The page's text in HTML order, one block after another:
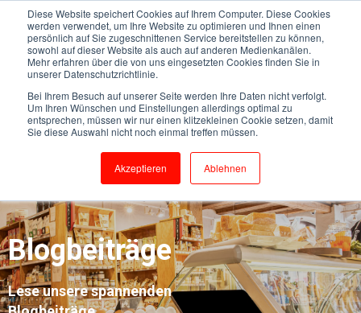
Diese Website speichert Cookies auf Ihrem Computer. Diese Cookies
werden verwendet, um Ihre Website zu optimieren und Ihnen einen
persönlich auf Sie zugeschnittenen Service bereitstellen zu können,
sowohl auf dieser Website als auch auf anderen Medienkanälen.
Mehr erfahren über die von uns eingesetzten Cookies finden Sie in
unserer Datenschutzrichtlinie.
Bei Ihrem Besuch auf unserer Seite werden Ihre Daten nicht verfolgt.
Um Ihren Wünschen und Einstellungen allerdings optimal zu
entsprechen, müssen wir nur einen klitzekleinen Cookie setzen, damit
Sie diese Auswahl nicht noch einmal treffen müssen.
Akzeptieren Ablehnen
Blogbeiträge
Lese unsere spannenden